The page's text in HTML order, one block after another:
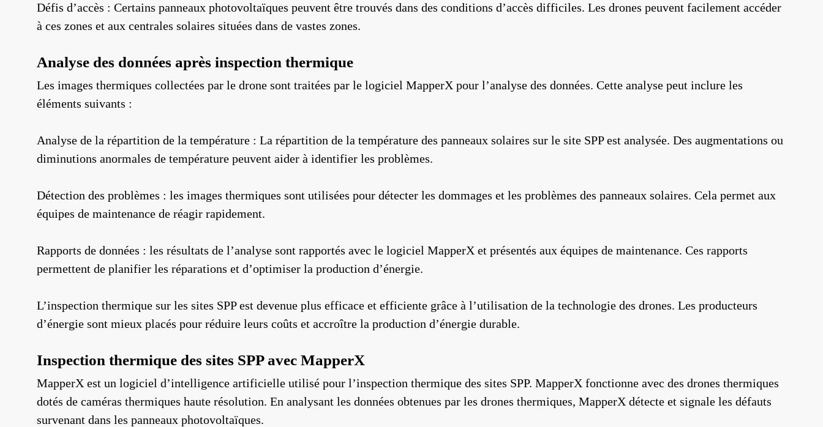
Défis d’accès : Certains panneaux photovoltaïques peuvent être trouvés dans des conditions d’accès difficiles. Les drones peuvent facilement accéder
à ces zones et aux centrales solaires situées dans de vastes zones.
Analyse des données après inspection thermique
Les images thermiques collectées par le drone sont traitées par le logiciel MapperX pour l’analyse des données. Cette analyse peut inclure les
éléments suivants :
Analyse de la répartition de la température : La répartition de la température des panneaux solaires sur le site SPP est analysée. Des augmentations ou
diminutions anormales de température peuvent aider à identifier les problèmes.
Détection des problèmes : les images thermiques sont utilisées pour détecter les dommages et les problèmes des panneaux solaires. Cela permet aux
équipes de maintenance de réagir rapidement.
Rapports de données : les résultats de l’analyse sont rapportés avec le logiciel MapperX et présentés aux équipes de maintenance. Ces rapports
permettent de planifier les réparations et d’optimiser la production d’énergie.
L’inspection thermique sur les sites SPP est devenue plus efficace et efficiente grâce à l’utilisation de la technologie des drones. Les producteurs
d’énergie sont mieux placés pour réduire leurs coûts et accroître la production d’énergie durable.
Inspection thermique des sites SPP avec MapperX
MapperX est un logiciel d’intelligence artificielle utilisé pour l’inspection thermique des sites SPP. MapperX fonctionne avec des drones thermiques
dotés de caméras thermiques haute résolution. En analysant les données obtenues par les drones thermiques, MapperX détecte et signale les défauts
survenant dans les panneaux photovoltaïques.